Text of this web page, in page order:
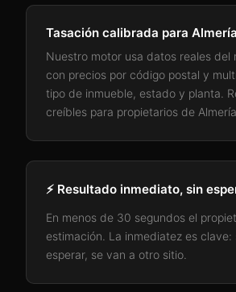
Tasación calibrada para Almería
Nuestro motor usa datos reales del
con precios por código postal y
tipo de inmueble, estado y planta.
creíbles para propietarios de Almería
⚡ Resultado inmediato, sin
En menos de 30 segundos el
estimación. La inmediatez es clave:
esperar, se van a otro sitio.